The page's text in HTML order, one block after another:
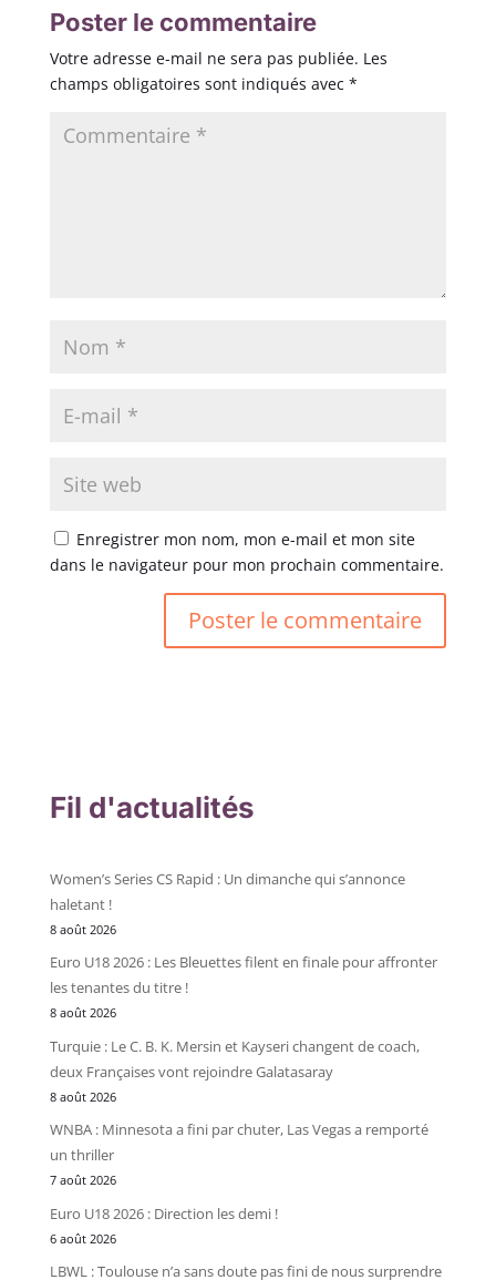
Poster le commentaire
Votre adresse e-mail ne sera pas publiée. Les
champs obligatoires sont indiqués avec *
Enregistrer mon nom, mon e-mail et mon site
dans le navigateur pour mon prochain commentaire.
Fil d'actualités
Women’s Series CS Rapid : Un dimanche qui s’annonce
haletant !
8 août 2026
Euro U18 2026 : Les Bleuettes filent en finale pour affronter
les tenantes du titre !
8 août 2026
Turquie : Le C. B. K. Mersin et Kayseri changent de coach,
deux Françaises vont rejoindre Galatasaray
8 août 2026
WNBA : Minnesota a fini par chuter, Las Vegas a remporté
un thriller
7 août 2026
Euro U18 2026 : Direction les demi !
6 août 2026
LBWL : Toulouse n’a sans doute pas fini de nous surprendre